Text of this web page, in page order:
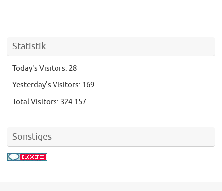
Statistik
Today's Visitors: 28
Yesterday's Visitors: 169
Total Visitors: 324.157
Sonstiges